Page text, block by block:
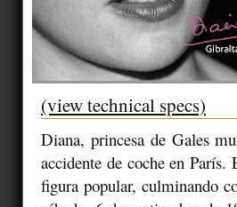
(view technical specs)
Diana, princesa de Gales
accidente de coche en
figura popular, culminando